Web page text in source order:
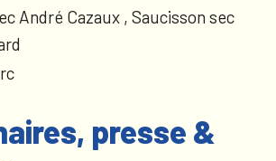
André Cazaux , Saucisson sec
presse &